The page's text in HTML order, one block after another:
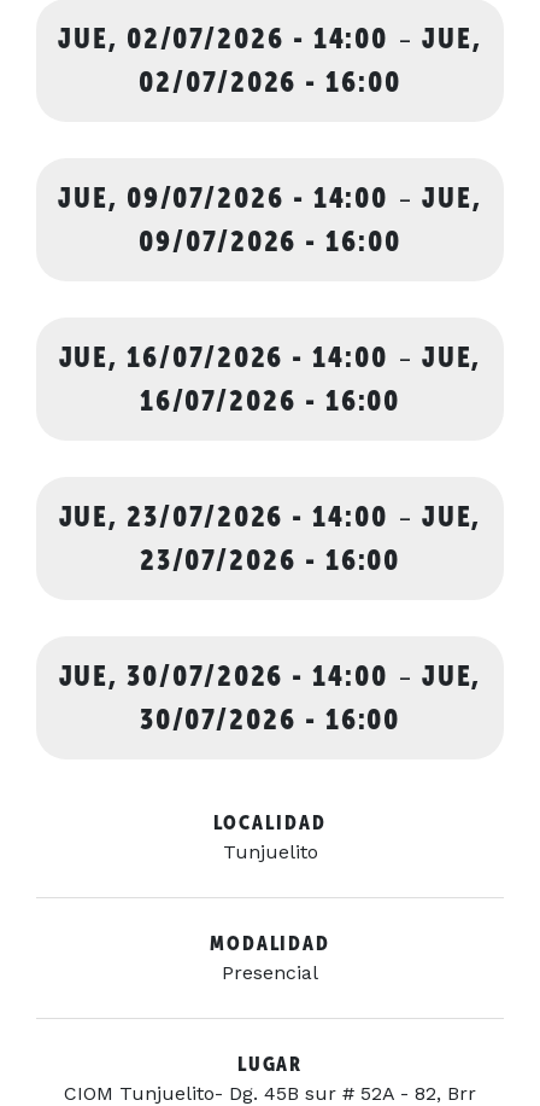
JUE, 02/07/2026 - 14:00 -JUE,
02/07/2026 - 16:00
JUE, 09/07/2026 - 14:00 -JUE,
09/07/2026 - 16:00
JUE, 16/07/2026 - 14:00 - JUE,
16/07/2026 - 16:00
JUE, 23/07/2026 - 14:00 - JUE,
23/07/2026 - 16:00
JUE, 30/07/2026 - 14:00 - JUE,
30/07/2026 - 16:00
LOCALIDAD
Tunjuelito
MODALIDAD
Presencial
LUGAR
CIOM Tunjuelito- Dg. 45B sur # 52A - 82, Brr